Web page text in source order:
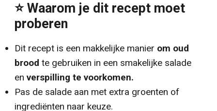
⭐️ Waarom je dit recept moet
proberen
Dit recept is een makkelijke manier om oud
brood te gebruiken in een smakelijke salade
en verspilling te voorkomen.
Pas de salade aan met extra groenten of
ingrediënten naar keuze.